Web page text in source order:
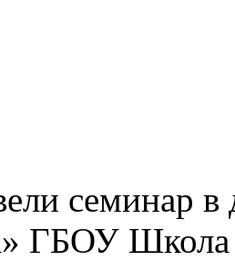
семинар в
ГБОУ